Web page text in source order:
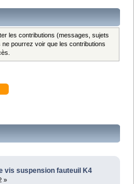
les contributions (messages, sujets
pourrez voir que les contributions
vis suspension fauteuil K4
»